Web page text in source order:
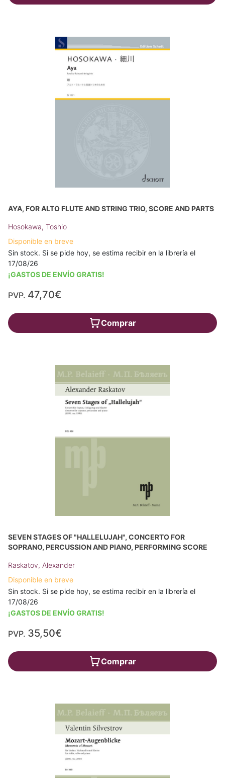
AYA, FOR ALTO FLUTE AND STRING TRIO, SCORE AND PARTS
Hosokawa, Toshio
Disponible en breve
Sin stock. Si se pide hoy, se estima recibir en la librería el
17/08/26
¡GASTOS DE ENVÍO GRATIS!
PVP. 47,70€
Comprar
SEVEN STAGES OF "HALLELUJAH", CONCERTO FOR
SOPRANO, PERCUSSION AND PIANO, PERFORMING SCORE
Raskatov, Alexander
Disponible en breve
Sin stock. Si se pide hoy, se estima recibir en la librería el
17/08/26
¡GASTOS DE ENVÍO GRATIS!
PVP. 35,50€
Comprar